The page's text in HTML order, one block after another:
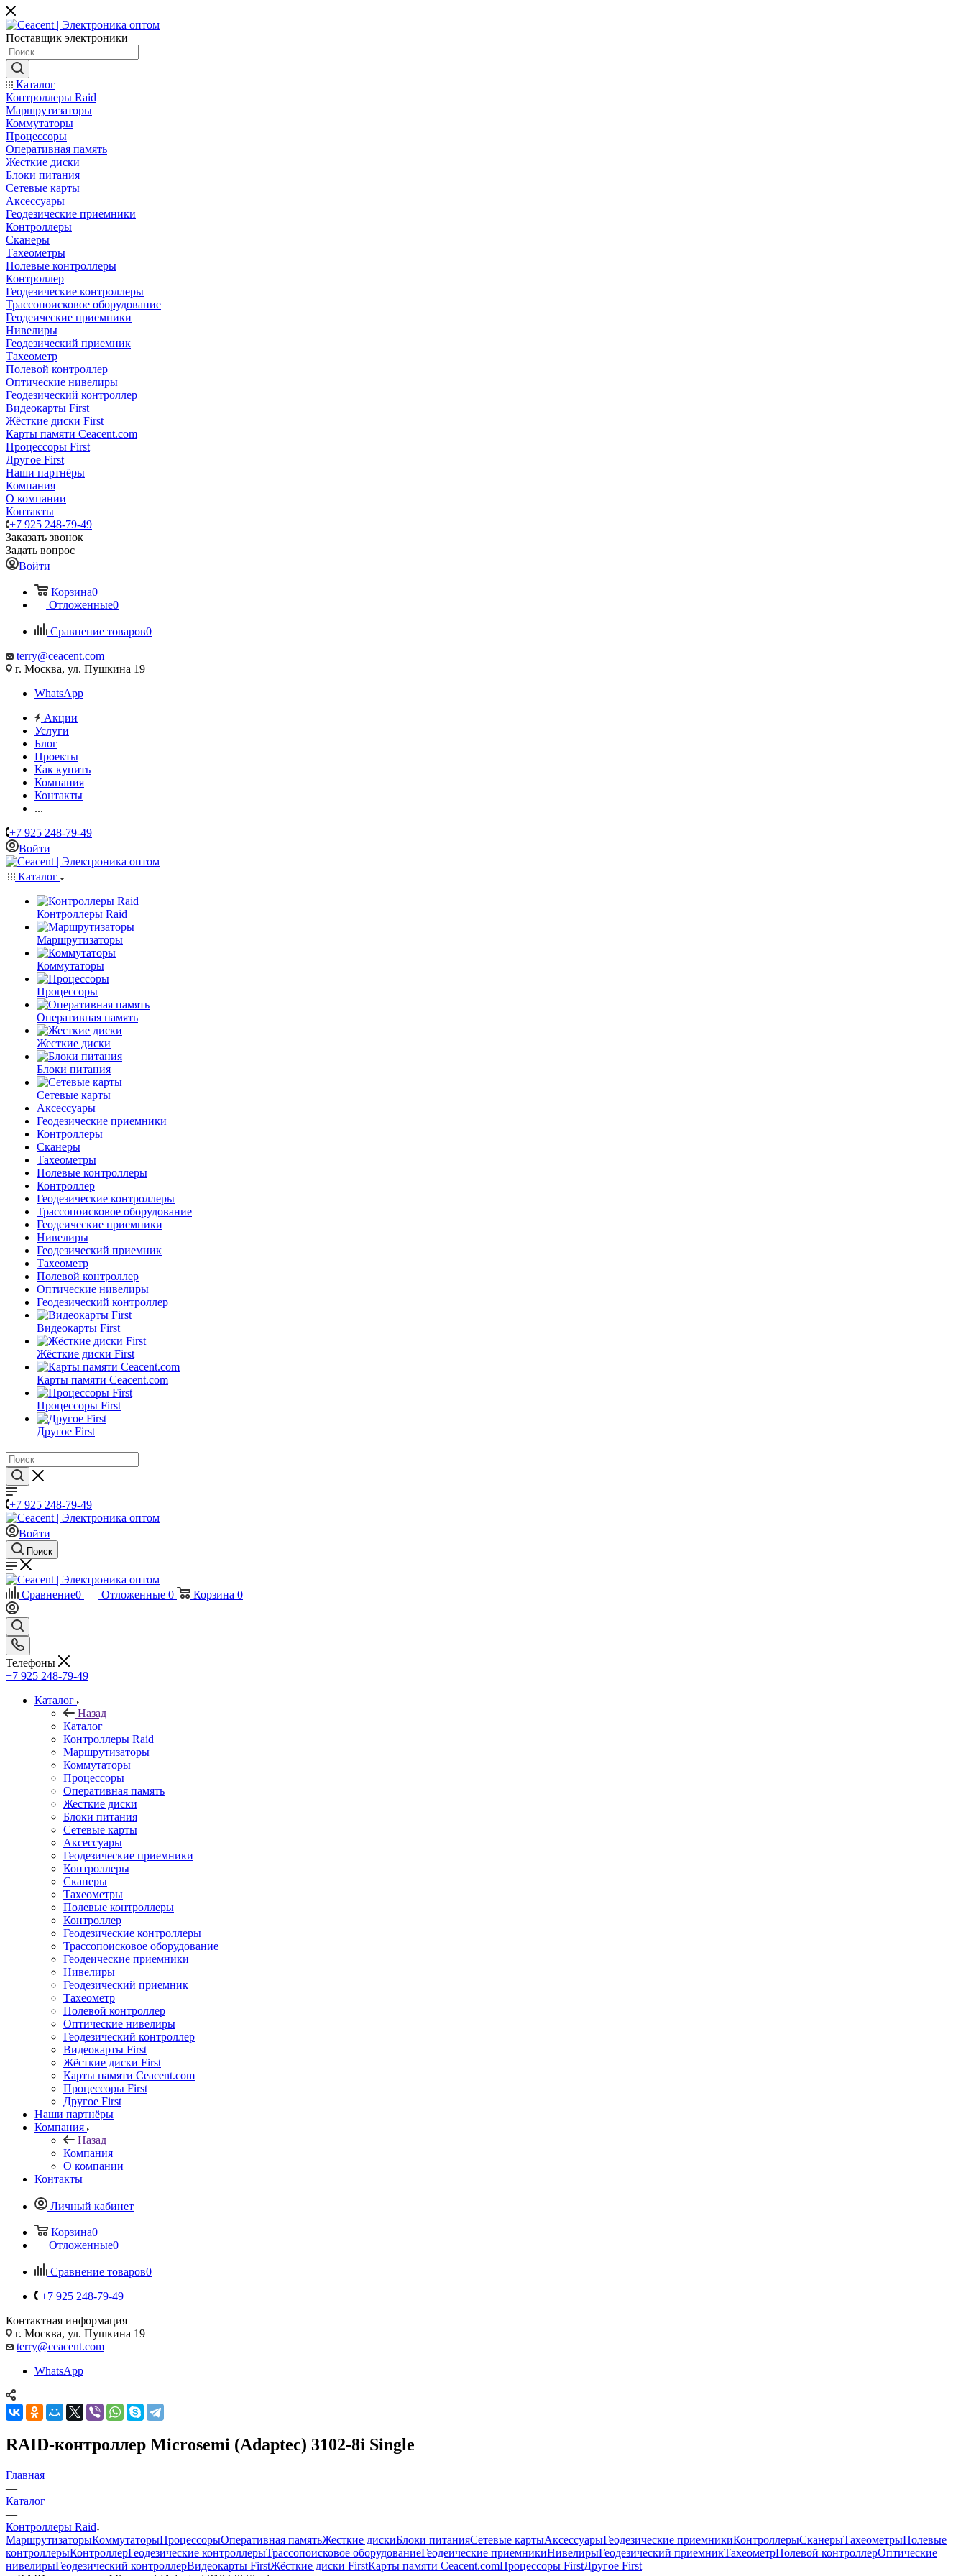
Поставщик электроники
Каталог
Контроллеры Raid
Маршрутизаторы
Коммутаторы
Процессоры
Оперативная память
Жесткие диски
Блоки питания
Сетевые карты
Аксессуары
Геодезические приемники
Контроллеры
Сканеры
Тахеометры
Полевые контроллеры
Контроллер
Геодезические контроллеры
Трассопоисковое оборудование
Геодеические приемники
Нивелиры
Геодезический приемник
Тахеометр
Полевой контроллер
Оптические нивелиры
Геодезический контроллер
Видеокарты First
Жёсткие диски First
Карты памяти Ceacent.com
Процессоры First
Другое First
Наши партнёры
Компания
О компании
Контакты
+7 925 248-79-49
Заказать звонок
Задать вопрос
Войти
Корзина0
Отложенные0
Сравнение товаров0
terry@ceacent.com
г. Москва, ул. Пушкина 19
WhatsApp
Акции
Услуги
Блог
Проекты
Как купить
Компания
Контакты
...
+7 925 248-79-49
Войти
Каталог
Контроллеры Raid
Маршрутизаторы
Коммутаторы
Процессоры
Оперативная память
Жесткие диски
Блоки питания
Сетевые карты
Аксессуары
Геодезические приемники
Контроллеры
Сканеры
Тахеометры
Полевые контроллеры
Контроллер
Геодезические контроллеры
Трассопоисковое оборудование
Геодеические приемники
Нивелиры
Геодезический приемник
Тахеометр
Полевой контроллер
Оптические нивелиры
Геодезический контроллер
Видеокарты First
Жёсткие диски First
Карты памяти Ceacent.com
Процессоры First
Другое First
+7 925 248-79-49
Войти
Поиск
Сравнение0 Отложенные 0 Корзина 0
Телефоны
+7 925 248-79-49
Каталог
Назад
Каталог
Контроллеры Raid
Маршрутизаторы
Коммутаторы
Процессоры
Оперативная память
Жесткие диски
Блоки питания
Сетевые карты
Аксессуары
Геодезические приемники
Контроллеры
Сканеры
Тахеометры
Полевые контроллеры
Контроллер
Геодезические контроллеры
Трассопоисковое оборудование
Геодеические приемники
Нивелиры
Геодезический приемник
Тахеометр
Полевой контроллер
Оптические нивелиры
Геодезический контроллер
Видеокарты First
Жёсткие диски First
Карты памяти Ceacent.com
Процессоры First
Другое First
Наши партнёры
Компания
Назад
Компания
О компании
Контакты
Личный кабинет
Корзина0
Отложенные0
Сравнение товаров0
+7 925 248-79-49
Контактная информация
г. Москва, ул. Пушкина 19
terry@ceacent.com
WhatsApp
RAID-контроллер Microsemi (Adaptec) 3102-8i Single
Главная
—
Каталог
—
Контроллеры Raid
МаршрутизаторыКоммутаторыПроцессорыОперативная памятьЖесткие дискиБлоки питанияСетевые картыАксессуарыГеодезические приемникиКонтроллерыСканерыТахеометрыПолевые
контроллерыКонтроллерГеодезические контроллерыТрассопоисковое оборудованиеГеодеические приемникиНивелирыГеодезический приемникТахеометрПолевой контроллерОптические
нивелирыГеодезический контроллерВидеокарты FirstЖёсткие диски FirstКарты памяти Ceacent.comПроцессоры FirstДругое First